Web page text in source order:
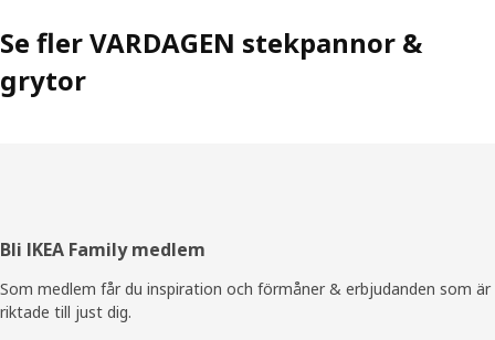
Se fler VARDAGEN stekpannor &
grytor
Sidfot
Bli IKEA Family medlem
Som medlem får du inspiration och förmåner & erbjudanden som är
riktade till just dig.